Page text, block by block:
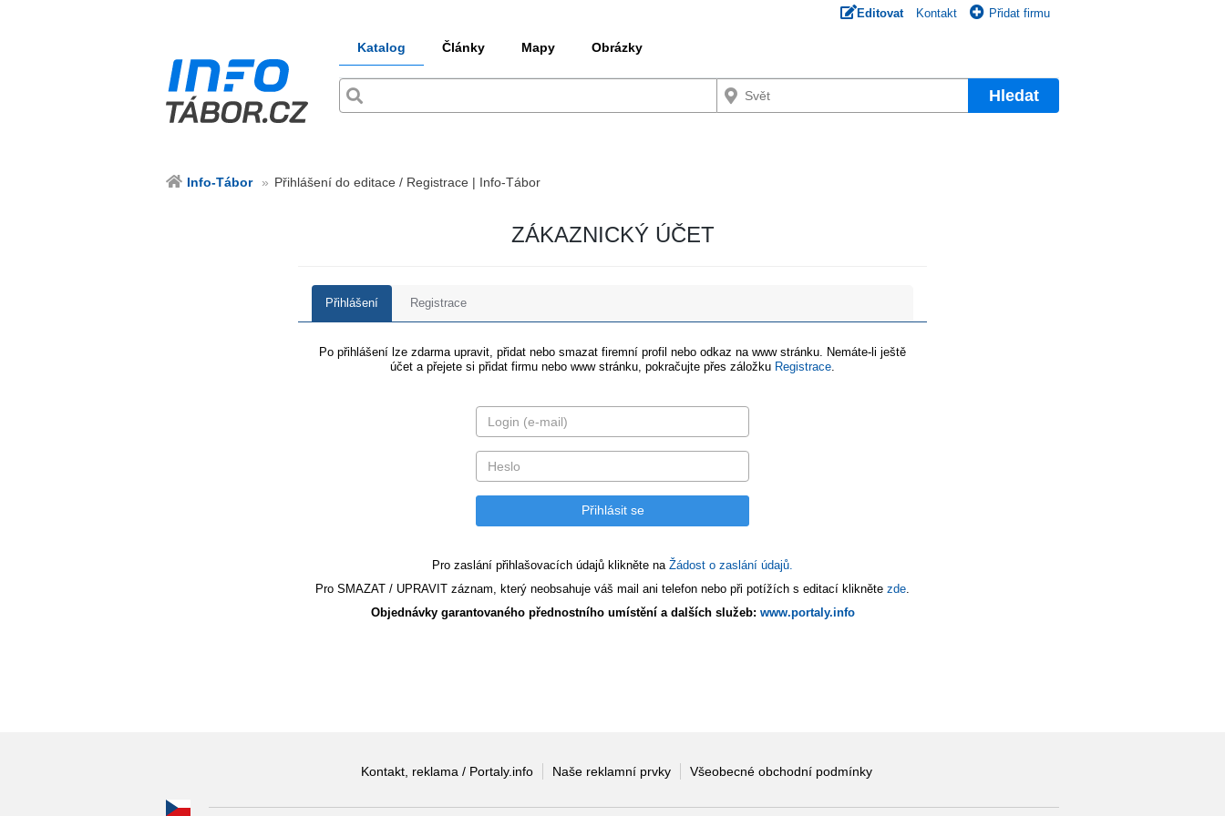
Editovat Kontakt Přidat firmu
Katalog Články Mapy Obrázky
Hledat
Info-Tábor Přihlášení do editace / Registrace | Info-Tábor
ZÁKAZNICKÝ ÚČET
Přihlášení Registrace
Po přihlášení lze zdarma upravit, přidat nebo smazat firemní profil nebo odkaz na www stránku. Nemáte-li ještě
účet a přejete si přidat firmu nebo www stránku, pokračujte přes záložku Registrace
Pro zaslání přihlašovacích údajů klikněte na Žádost o zaslání údajů.
Pro SMAZAT / UPRAVIT záznam, který neobsahuje váš mail ani telefon nebo při potížích s editací klikněte zde
Objednávky garantovaného přednostního umístění a dalších služeb: www.portaly.info
Kontakt, reklama / Portaly.info Naše reklamní prvky Všeobecné obchodní podmínky